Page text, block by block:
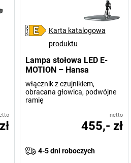
Karta katalogowa
produktu
Lampa stołowa LED E-
MOTION – Hansa
włącznik z czujnikiem,
obracana głowica, podwójne
ramię
netto
455,- zł
4-5 dni roboczych